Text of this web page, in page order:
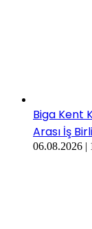
Biga Kent
Arası İş
06.08.2026 |